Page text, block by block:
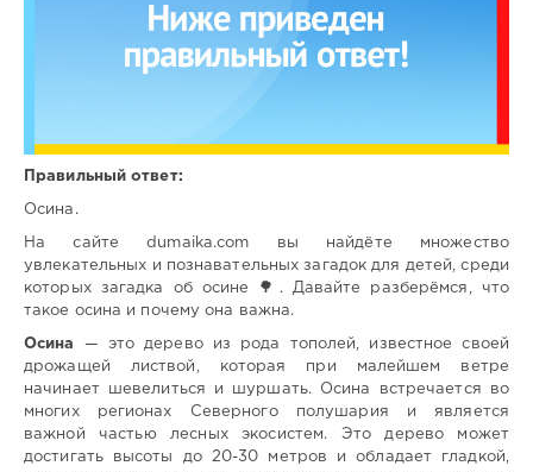
Правильный ответ:
Осина.
На сайте dumaika.com вы найдёте множество
увлекательных и познавательных загадок для детей, среди
которых загадка об осине 🌳. Давайте разберёмся, что
такое осина и почему она важна.
Осина
— это дерево из рода тополей, известное своей
дрожащей листвой, которая при малейшем ветре
начинает шевелиться и шуршать. Осина встречается во
многих регионах Северного полушария и является
важной частью лесных экосистем. Это дерево может
достигать высоты до 20-30 метров и обладает гладкой,